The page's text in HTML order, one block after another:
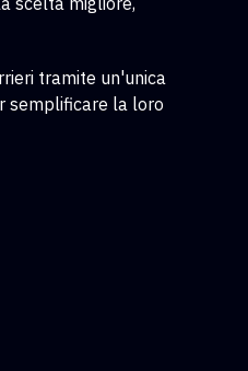
tramite un'unica
semplificare la loro